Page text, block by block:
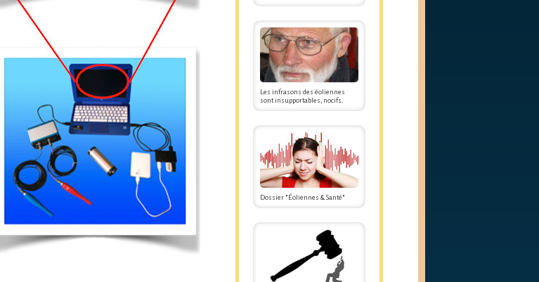
Les infrasons des éoliennes
sont insupportables, nocifs.
Dossier "Éoliennes & Santé"